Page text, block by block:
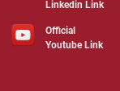
Linkedin Link
Official
Youtube Link